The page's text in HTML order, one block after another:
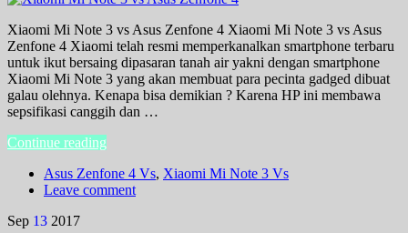
Xiaomi Mi Note 3 vs Asus Zenfone 4 Xiaomi Mi Note 3 vs Asus
Zenfone 4 Xiaomi telah resmi memperkanalkan smartphone terbaru
untuk ikut bersaing dipasaran tanah air yakni dengan smartphone
Xiaomi Mi Note 3 yang akan membuat para pecinta gadged dibuat
galau olehnya. Kenapa bisa demikian ? Karena HP ini membawa
sepsifikasi canggih dan …
Continue reading
Asus Zenfone 4 Vs, Xiaomi Mi Note 3 Vs
Leave comment
Sep 13 2017